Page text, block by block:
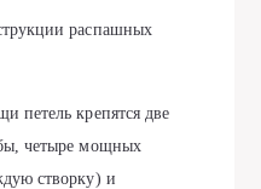
распашных
петель крепятся две
четыре мощных
створку) и